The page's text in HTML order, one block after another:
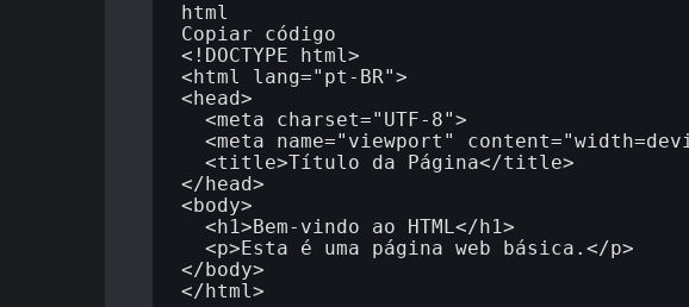
html
Copiar código
<!DOCTYPE html>
<html lang="pt-BR">
<head>
</head>
<body>
</body>